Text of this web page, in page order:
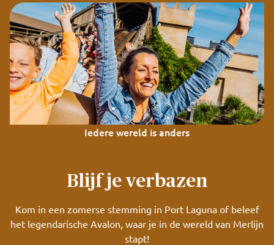
Iedere wereld is anders
Blijf je verbazen
Kom in een zomerse stemming in Port Laguna of beleef
het legendarische Avalon, waar je in de wereld van Merlijn
stapt!